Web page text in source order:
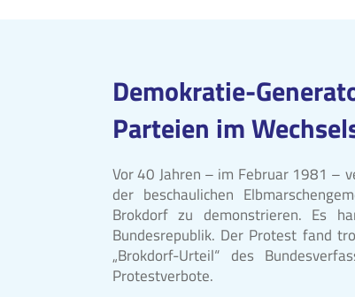
Demokratie-
Parteien im
Vor 40 Jahren – im Februar 1981 –
der beschaulichen
Brokdorf zu demonstrieren. Es
Bundesrepublik. Der Protest fand
„Brokdorf-Urteil“ des
Protestverbote.